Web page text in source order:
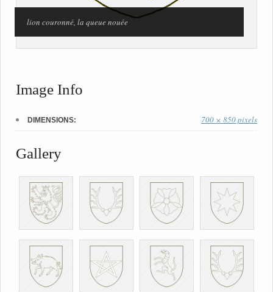
lion couronné, la queue nouée
Image Info
DIMENSIONS: 700 × 850 pixels
Gallery